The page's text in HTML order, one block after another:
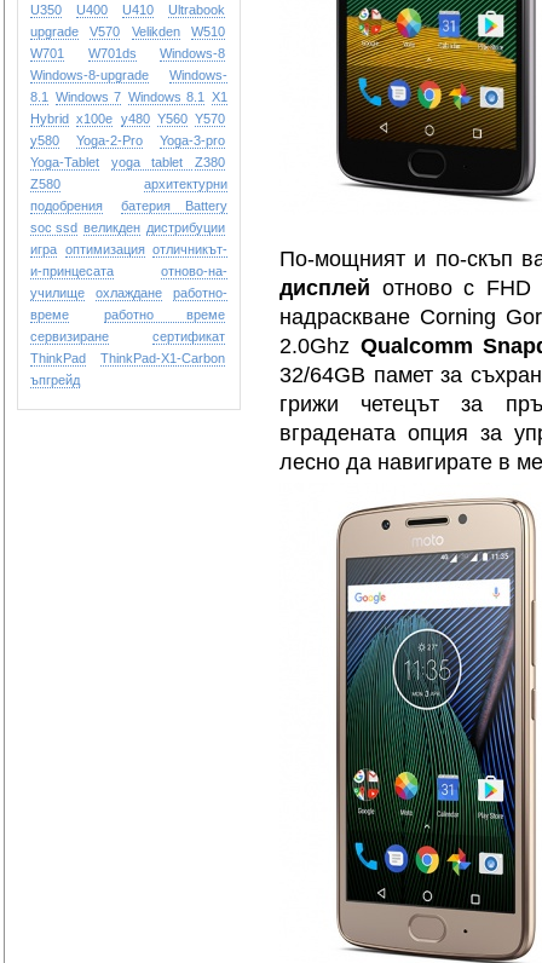
U350
U400 U410
Ultrabook
upgrade
V570 Velikden
W510
W701
W701ds
Windows-8
Windows-8-upgrade
Windows-
8.1
Windows 7 Windows 8.1
X1
Hybrid x100e y480 Y560 Y570
y580
Yoga-2-Pro
Yoga-3-pro
Yoga-Tablet
yoga tablet
Z380
Z580
архитектурни
подобрения
батерия Battery
soc ssd великден дистрибуции
игра оптимизация отличникът-
и-принцесата
отново-на-
училище
охлаждане
работно-
време
работно време
сервизиране
сертификат
ТhinkPad
ТhinkPad-X1-Carbon
ъпгрейд
По-мощният и по-скъп
дисплей отново с FHD
надраскване Corning
2.0Ghz Qualcomm
32/64GB памет за
грижи четецът за
вградената опция за
лесно да навигирате в